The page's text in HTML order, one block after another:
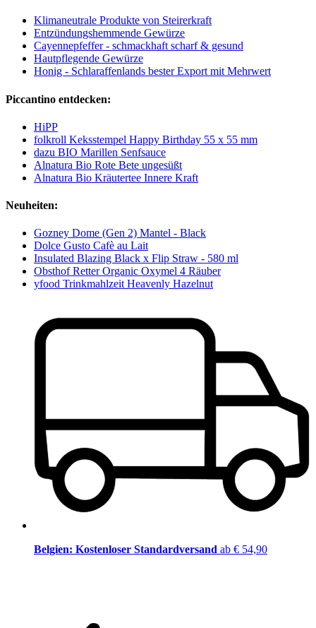
Klimaneutrale Produkte von Steirerkraft
Entzündungshemmende Gewürze
Cayennepfeffer - schmackhaft scharf & gesund
Hautpflegende Gewürze
Honig - Schlaraffenlands bester Export mit Mehrwert
Piccantino entdecken:
HiPP
folkroll Keksstempel Happy Birthday 55 x 55 mm
dazu BIO Marillen Senfsauce
Alnatura Bio Rote Bete ungesüßt
Alnatura Bio Kräutertee Innere Kraft
Neuheiten:
Gozney Dome (Gen 2) Mantel - Black
Dolce Gusto Cafè au Lait
Insulated Blazing Black x Flip Straw - 580 ml
Obsthof Retter Organic Oxymel 4 Räuber
yfood Trinkmahlzeit Heavenly Hazelnut
Belgien: Kostenloser Standardversand ab € 54,90